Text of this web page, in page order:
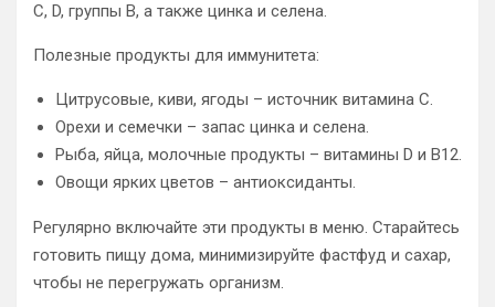
С, D, группы В, а также цинка и селена.
Полезные продукты для иммунитета:
Цитрусовые, киви, ягоды – источник витамина С.
Орехи и семечки – запас цинка и селена.
Рыба, яйца, молочные продукты – витамины D и B12.
Овощи ярких цветов – антиоксиданты.
Регулярно включайте эти продукты в меню. Старайтесь
готовить пищу дома, минимизируйте фастфуд и сахар,
чтобы не перегружать организм.